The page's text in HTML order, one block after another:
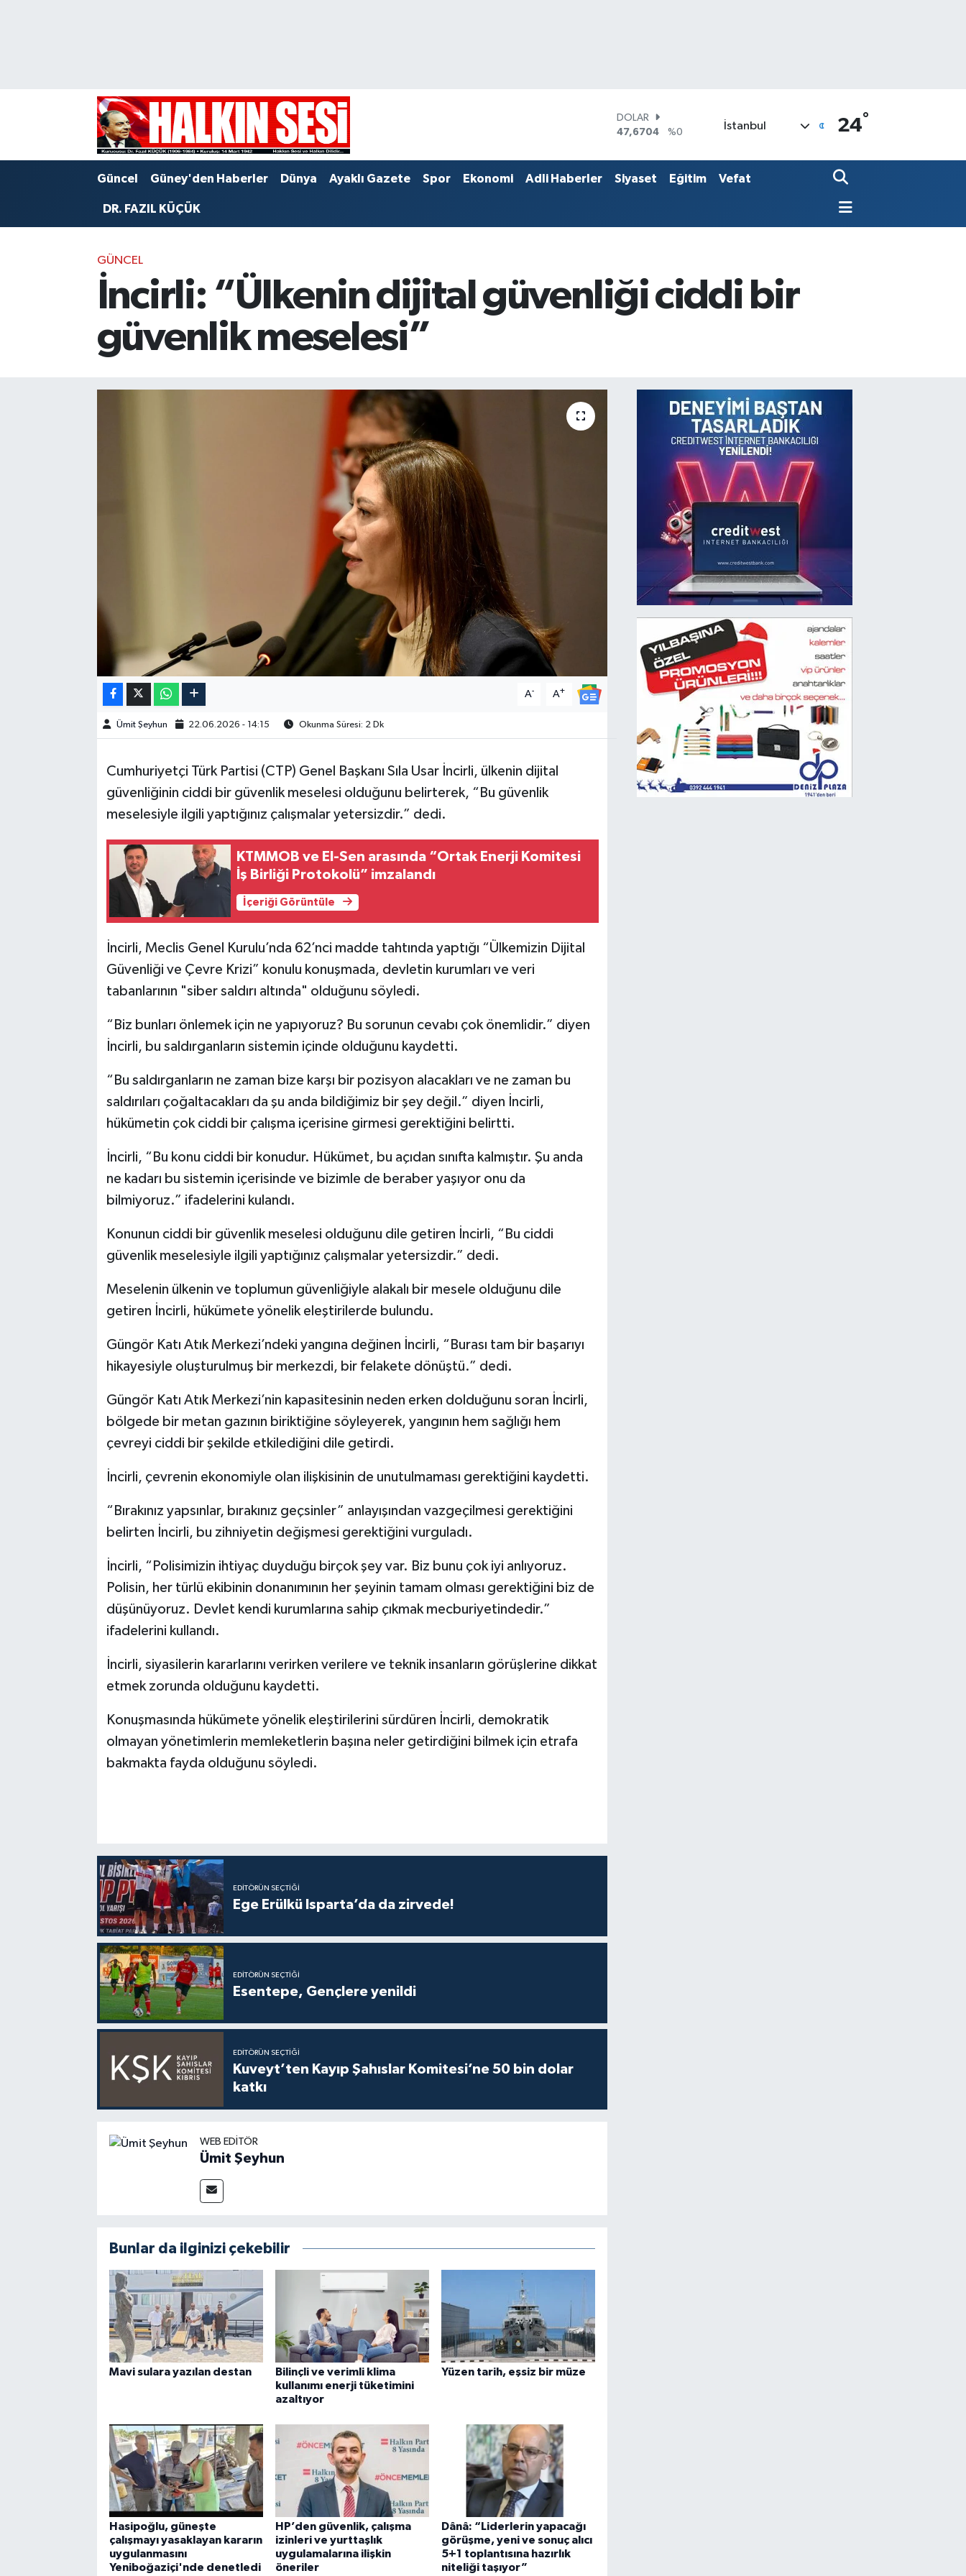
DOLAR
47,6704
%0
55,0406
%-0.08
STERLİN
İstanbul 24°
Güncel Güney'den Haberler Dünya Ayaklı Gazete Spor Ekonomi Adli Haberler Siyaset Eğitim Vefat
DR. FAZIL KÜÇÜK
GÜNCEL
İncirli: “Ülkenin dijital güvenliği ciddi bir
güvenlik meselesi”
A- A+
Ümit Şeyhun 22.06.2026 - 14:15 Okunma Süresi: 2 Dk
Cumhuriyetçi Türk Partisi (CTP) Genel Başkanı Sıla Usar İncirli, ülkenin dijital
güvenliğinin ciddi bir güvenlik meselesi olduğunu belirterek, “Bu güvenlik
meselesiyle ilgili yaptığınız çalışmalar yetersizdir.” dedi.
KTMMOB ve El-Sen arasında “Ortak Enerji Komitesi
İş Birliği Protokolü” imzalandı
İçeriği Görüntüle
İncirli, Meclis Genel Kurulu’nda 62’nci madde tahtında yaptığı “Ülkemizin Dijital
Güvenliği ve Çevre Krizi” konulu konuşmada, devletin kurumları ve veri
tabanlarının "siber saldırı altında" olduğunu söyledi.
“Biz bunları önlemek için ne yapıyoruz? Bu sorunun cevabı çok önemlidir.” diyen
İncirli, bu saldırganların sistemin içinde olduğunu kaydetti.
“Bu saldırganların ne zaman bize karşı bir pozisyon alacakları ve ne zaman bu
saldırıları çoğaltacakları da şu anda bildiğimiz bir şey değil.” diyen İncirli,
hükümetin çok ciddi bir çalışma içerisine girmesi gerektiğini belirtti.
İncirli, “Bu konu ciddi bir konudur. Hükümet, bu açıdan sınıfta kalmıştır. Şu anda
ne kadarı bu sistemin içerisinde ve bizimle de beraber yaşıyor onu da
bilmiyoruz.” ifadelerini kulandı.
Konunun ciddi bir güvenlik meselesi olduğunu dile getiren İncirli, “Bu ciddi
güvenlik meselesiyle ilgili yaptığınız çalışmalar yetersizdir.” dedi.
Meselenin ülkenin ve toplumun güvenliğiyle alakalı bir mesele olduğunu dile
getiren İncirli, hükümete yönelik eleştirilerde bulundu.
Güngör Katı Atık Merkezi’ndeki yangına değinen İncirli, “Burası tam bir başarıyı
hikayesiyle oluşturulmuş bir merkezdi, bir felakete dönüştü.” dedi.
Güngör Katı Atık Merkezi’nin kapasitesinin neden erken dolduğunu soran İncirli,
bölgede bir metan gazının biriktiğine söyleyerek, yangının hem sağlığı hem
çevreyi ciddi bir şekilde etkilediğini dile getirdi.
İncirli, çevrenin ekonomiyle olan ilişkisinin de unutulmaması gerektiğini kaydetti.
“Bırakınız yapsınlar, bırakınız geçsinler” anlayışından vazgeçilmesi gerektiğini
belirten İncirli, bu zihniyetin değişmesi gerektiğini vurguladı.
İncirli, “Polisimizin ihtiyaç duyduğu birçok şey var. Biz bunu çok iyi anlıyoruz.
Polisin, her türlü ekibinin donanımının her şeyinin tamam olması gerektiğini biz de
düşünüyoruz. Devlet kendi kurumlarına sahip çıkmak mecburiyetindedir.”
ifadelerini kullandı.
İncirli, siyasilerin kararlarını verirken verilere ve teknik insanların görüşlerine dikkat
etmek zorunda olduğunu kaydetti.
Konuşmasında hükümete yönelik eleştirilerini sürdüren İncirli, demokratik
olmayan yönetimlerin memleketlerin başına neler getirdiğini bilmek için etrafa
bakmakta fayda olduğunu söyledi.
EDITÖRÜN SEÇTIĞI
Ege Erülkü Isparta’da da zirvede!
EDITÖRÜN SEÇTIĞI
Esentepe, Gençlere yenildi
EDITÖRÜN SEÇTIĞI
Kuveyt’ten Kayıp Şahıslar Komitesi’ne 50 bin dolar
katkı
WEB EDITÖR
Ümit Şeyhun
Bunlar da ilginizi çekebilir
Mavi sulara yazılan destan
Bilinçli ve verimli klima
kullanımı enerji tüketimini
azaltıyor
Yüzen tarih, eşsiz bir müze
Hasipoğlu, güneşte
çalışmayı yasaklayan kararın
uygulanmasını
Yeniboğaziçi'nde denetledi
HP’den güvenlik, çalışma
izinleri ve yurttaşlık
uygulamalarına ilişkin
öneriler
Dânâ: “Liderlerin yapacağı
görüşme, yeni ve sonuç alıcı
5+1 toplantısına hazırlık
niteliği taşıyor”
Trafik Durumu
Puan Durumu ve Fikstür
Haber Arşivi